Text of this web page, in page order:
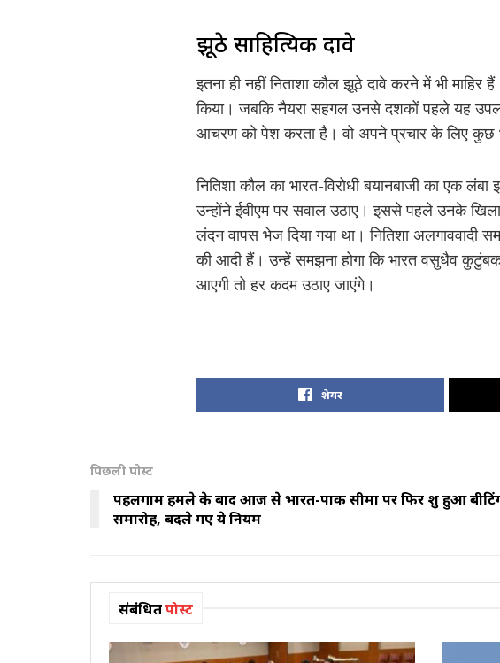
झूठे साहित्यिक दावे
इतना ही नहीं निताशा कौल झूठे दावे करने में भी
किया। जबकि नैयरा सहगल उनसे दशकों पहले यह
आचरण को पेश करता है। वो अपने प्रचार के लिए कुछ
नितिशा कौल का भारत-विरोधी बयानबाजी का एक
उन्होंने ईवीएम पर सवाल उठाए। इससे पहले उनके
लंदन वापस भेज दिया गया था। नितिशा अलगाववादी
की आदी हैं। उन्हें समझना होगा कि भारत वसुधैव
आएगी तो हर कदम उठाए जाएंगे।
शेयर
पिछली पोस्ट
पहलगाम हमले के बाद आज से भारत-पाक सीमा पर फिर शुरू हुआ बीटिंग
समारोह, बदले गए ये नियम
संबंधितपोस्ट